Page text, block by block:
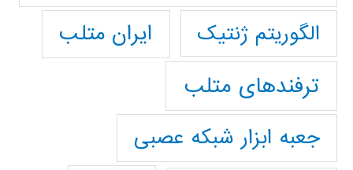
الگوریتم ژنتیک
ایران متلب
ترفندهای متلب
جعبه ابزار شبکه عصبی